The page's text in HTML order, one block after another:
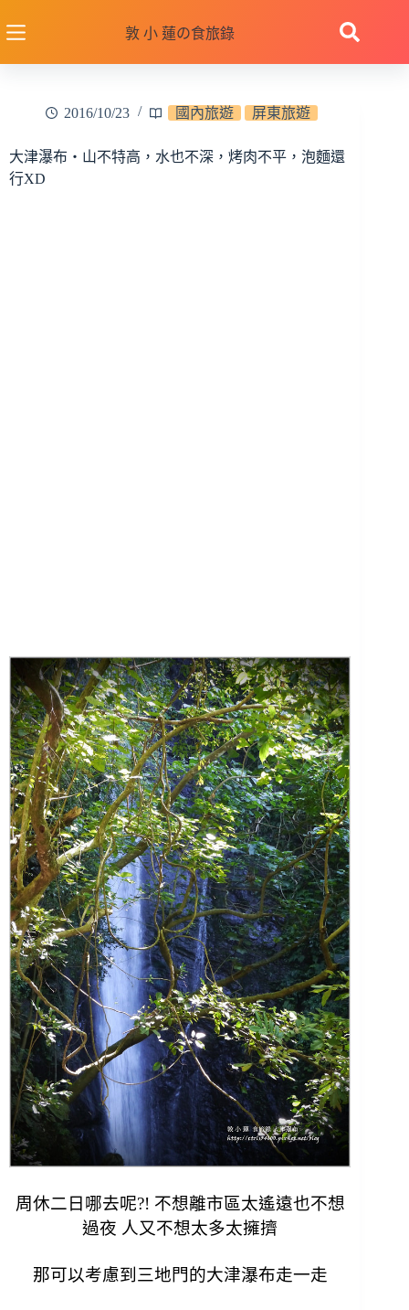
至
敦 小 蓮の食旅錄
2016/10/23 國內旅遊 屏東旅遊
大津瀑布‧山不特高，水也不深，烤肉不平，泡麵還
行XD
周休二日哪去呢?! 不想離市區太遙遠也不想
過夜 人又不想太多太擁擠
那可以考慮到三地門的大津瀑布走一走